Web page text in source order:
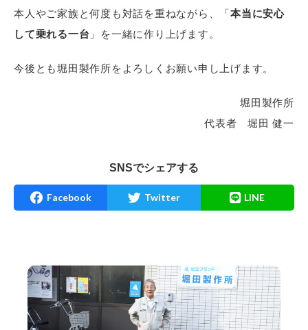
本人やご家族と何度も対話を重ねながら、「本当に安心
して乗れる一台 」を一緒に作り上げます。
今後とも堀田製作所をよろしくお願い申し上げます。
堀田製作所
代表者 堀田 健一
SNSでシェアする
Facebook Twitter LINE